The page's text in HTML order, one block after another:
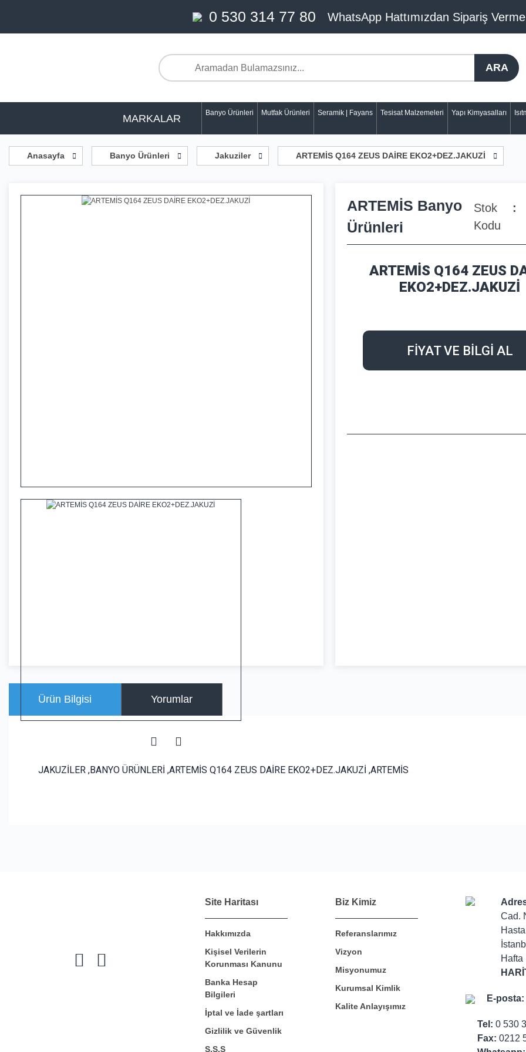
0 530 314 77 80 WhatsApp Hattımızdan Sipariş
ARA
MARKALAR Banyo Ürünleri Mutfak Ürünleri Seramik | Fayans Tesisat Malzemeleri Yapı Kimyasalları
Anasayfa Banyo Ürünleri Jakuziler ARTEMİS Q164 ZEUS DAİRE EKO2+DEZ.JAKUZİ
ARTEMİS Banyo
Ürünleri
Stok
Kodu
ARTEMİS Q164 ZEUS
EKO2+DEZ.JAKUZİ
FİYAT VE BİLGİ AL
Ürün Bilgisi Yorumlar
JAKUZİLER ,BANYO ÜRÜNLERİ ,ARTEMİS Q164 ZEUS DAİRE EKO2+DEZ.JAKUZİ ,ARTEMİS
Bu ürüne ilk yorumu siz yapın!
Yorum Yaz
Site Haritası
Hakkımızda
Kişisel Verilerin
Korunması Kanunu
Banka Hesap
Bilgileri
İptal ve İade şartları
Gizlilik ve Güvenlik
S.S.S
Biz Kimiz
Referanslarımız
Vizyon
Misyonumuz
Kurumsal Kimlik
Kalite Anlayışımız
Cad.
Hafta
E-posta:
Tel: 0 530
Fax: 0212